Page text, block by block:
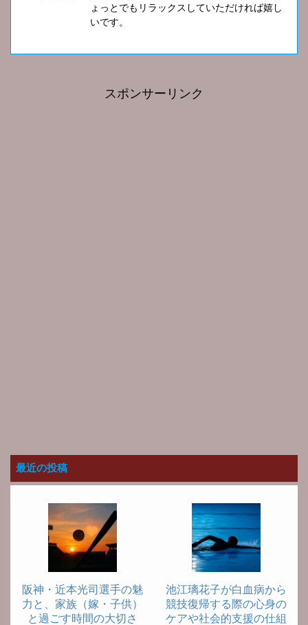
ょっとでもリラックスしていただければ嬉し
いです。
スポンサーリンク
最近の投稿
阪神・近本光司選手の魅
力と、家族（嫁・子供）
と過ごす時間の大切さ
池江璃花子が白血病から
競技復帰する際の心身の
ケアや社会的支援の仕組